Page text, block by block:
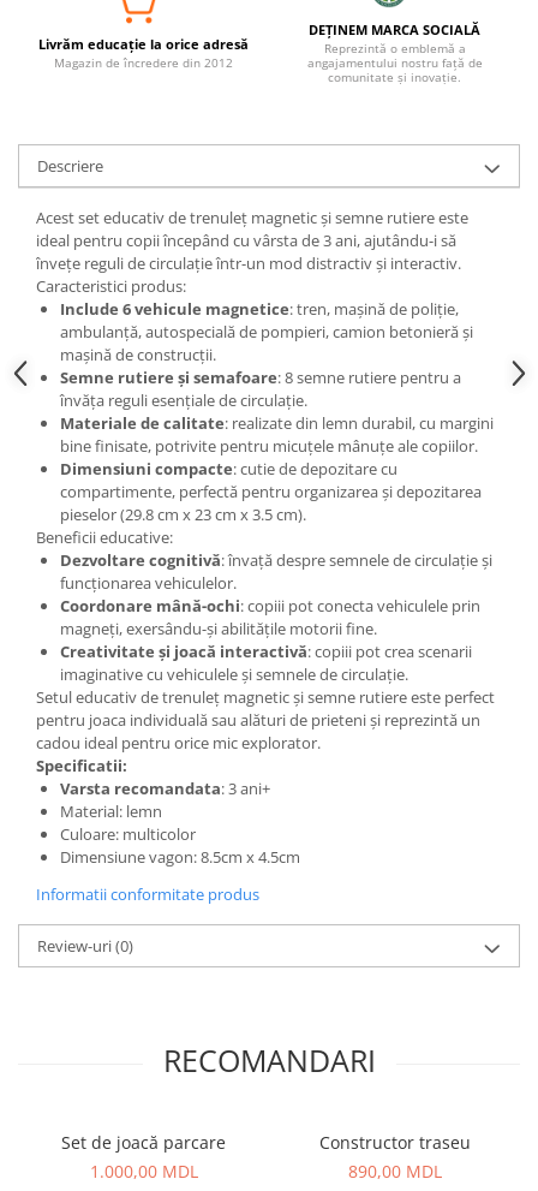
Livrăm educație la orice adresă
Magazin de încredere din 2012
DEȚINEM MARCA SOCIALĂ
Reprezintă o emblemă a
angajamentului nostru față de
comunitate și inovație.
Descriere
Acest set educativ de trenuleț magnetic și semne rutiere este
ideal pentru copii începând cu vârsta de 3 ani, ajutându-i să
învețe reguli de circulație într-un mod distractiv și interactiv.
Caracteristici produs:
Include 6 vehicule magnetice: tren, mașină de poliție,
ambulanță, autospecială de pompieri, camion betonieră și
mașină de construcții.
Semne rutiere și semafoare: 8 semne rutiere pentru a
învăța reguli esențiale de circulație.
Materiale de calitate: realizate din lemn durabil, cu margini
bine finisate, potrivite pentru micuțele mânuțe ale copiilor.
Dimensiuni compacte: cutie de depozitare cu
compartimente, perfectă pentru organizarea și depozitarea
pieselor (29.8 cm x 23 cm x 3.5 cm).
Beneficii educative:
Dezvoltare cognitivă: învață despre semnele de circulație și
funcționarea vehiculelor.
Coordonare mână-ochi: copiii pot conecta vehiculele prin
magneți, exersându-și abilitățile motorii fine.
Creativitate și joacă interactivă: copiii pot crea scenarii
imaginative cu vehiculele și semnele de circulație.
Setul educativ de trenuleț magnetic și semne rutiere este perfect
pentru joaca individuală sau alături de prieteni și reprezintă un
cadou ideal pentru orice mic explorator.
Specificatii:
Varsta recomandata: 3 ani+
Material: lemn
Culoare: multicolor
Dimensiune vagon: 8.5cm x 4.5cm
Informatii conformitate produs
Review-uri(0)
RECOMANDARI
Set de joacă parcare
1.000,00 MDL
Constructor traseu
890,00 MDL